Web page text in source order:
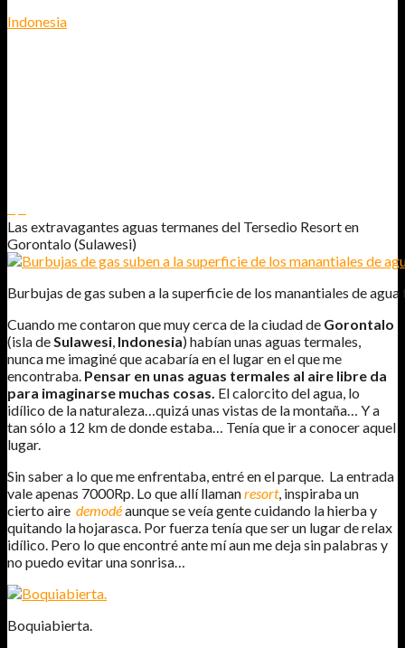
Indonesia
Las extravagantes aguas termanes del Tersedio Resort en
Gorontalo (Sulawesi)
Burbujas de gas suben a la superficie de los manantiales de agua
Cuando me contaron que muy cerca de la ciudad de Gorontalo
(isla deSulawesi, Indonesia) habían unas aguas termales,
nunca me imaginé que acabaría en el lugar en el que me
encontraba. Pensar en unas aguas termales al aire libre da
para imaginarse muchas cosas. El calorcito del agua, lo
idílico de la naturaleza…quizá unas vistas de la montaña… Y a
tan sólo a 12 km de donde estaba… Tenía que ir a conocer aquel
lugar.
Sin saber a lo que me enfrentaba, entré en el parque. La entrada
vale apenas 7000Rp. Lo que allí llamanresort, inspiraba un
cierto aire demodéaunque se veía gente cuidando la hierba y
quitando la hojarasca. Por fuerza tenía que ser un lugar de relax
idílico. Pero lo que encontré ante mí aun me deja sin palabras y
no puedo evitar una sonrisa…
Boquiabierta.